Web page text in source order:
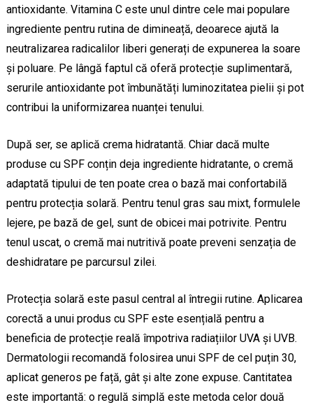
antioxidante. Vitamina C este unul dintre cele mai populare
ingrediente pentru rutina de dimineață, deoarece ajută la
neutralizarea radicalilor liberi generați de expunerea la soare
și poluare. Pe lângă faptul că oferă protecție suplimentară,
serurile antioxidante pot îmbunătăți luminozitatea pielii și pot
contribui la uniformizarea nuanței tenului.
După ser, se aplică crema hidratantă. Chiar dacă multe
produse cu SPF conțin deja ingrediente hidratante, o cremă
adaptată tipului de ten poate crea o bază mai confortabilă
pentru protecția solară. Pentru tenul gras sau mixt, formulele
lejere, pe bază de gel, sunt de obicei mai potrivite. Pentru
tenul uscat, o cremă mai nutritivă poate preveni senzația de
deshidratare pe parcursul zilei.
Protecția solară este pasul central al întregii rutine. Aplicarea
corectă a unui produs cu SPF este esențială pentru a
beneficia de protecție reală împotriva radiațiilor UVA și UVB.
Dermatologii recomandă folosirea unui SPF de cel puțin 30,
aplicat generos pe față, gât și alte zone expuse. Cantitatea
este importantă: o regulă simplă este metoda celor două